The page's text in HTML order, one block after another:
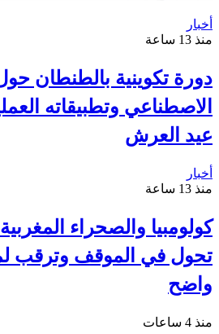
أخبار
منذ 13 ساعة
دورة تكوينية بالطنطان
الاصطناعي وتطبيقاته
عيد العرش
أخبار
منذ 13 ساعة
كولومبيا والصحراء
تحول في الموقف
واضح
منذ 4 ساعات